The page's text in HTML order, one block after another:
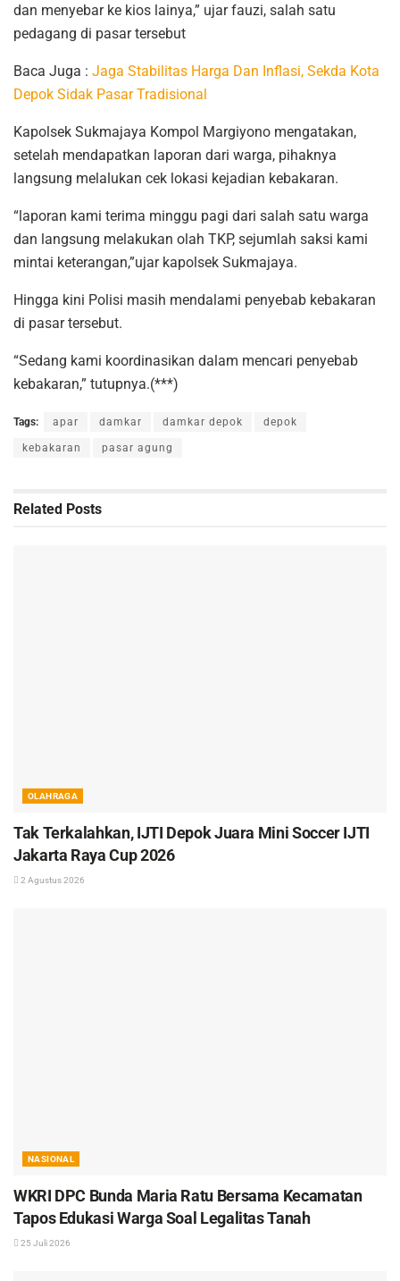
dan menyebar ke kios lainya,” ujar fauzi, salah satu
pedagang di pasar tersebut
Baca Juga : Jaga Stabilitas Harga Dan Inflasi, Sekda Kota
Depok Sidak Pasar Tradisional
Kapolsek Sukmajaya Kompol Margiyono mengatakan,
setelah mendapatkan laporan dari warga, pihaknya
langsung melalukan cek lokasi kejadian kebakaran.
“laporan kami terima minggu pagi dari salah satu warga
dan langsung melakukan olah TKP, sejumlah saksi kami
mintai keterangan,”ujar kapolsek Sukmajaya.
Hingga kini Polisi masih mendalami penyebab kebakaran
di pasar tersebut.
“Sedang kami koordinasikan dalam mencari penyebab
kebakaran,” tutupnya.(***)
Tags: apar damkar damkar depok depok
kebakaran pasar agung
Related Posts
OLAHRAGA
Tak Terkalahkan, IJTI Depok Juara Mini Soccer IJTI
Jakarta Raya Cup 2026
2 Agustus 2026
NASIONAL
WKRI DPC Bunda Maria Ratu Bersama Kecamatan
Tapos Edukasi Warga Soal Legalitas Tanah
25 Juli 2026